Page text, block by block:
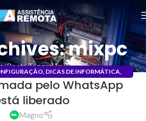
mixpc
Posts Tagged "mixpc"
, DICAS DE INFORMÁTICA,
SOFTWAREpelo WhatsApp
liberado
Magno